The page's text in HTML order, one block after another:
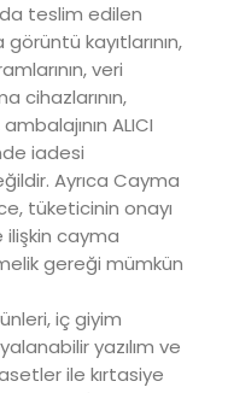
teslim edilen
kayıtlarının,
veri
cihazlarının,
ALICI
iadesi
Ayrıca Cayma
tüketicinin onayı
ilişkin cayma
gereği mümkün
iç giyim
yazılım ve
ile kırtasiye